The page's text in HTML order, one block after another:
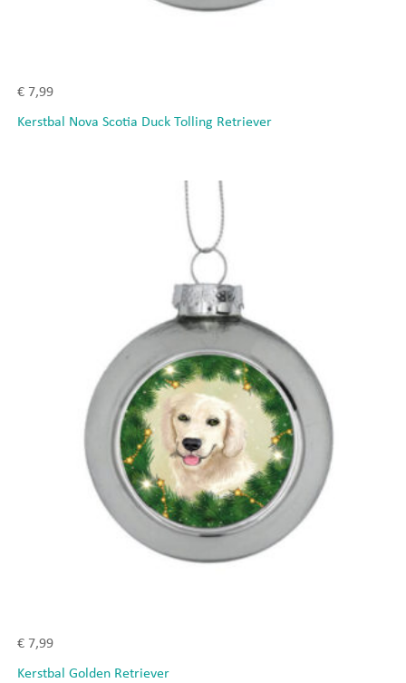
€7,99
Kerstbal Nova Scotia Duck Tolling Retriever
€7,99
Kerstbal Golden Retriever